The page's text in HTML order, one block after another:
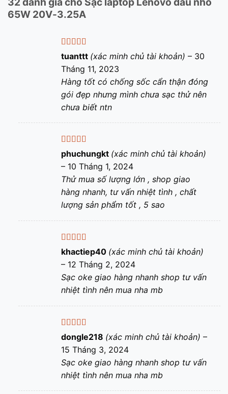
65W 20V-3.25A
Được xếp
hạng55 sao
tuanttt (xác minh chủ tài khoản) – 30
Tháng 11, 2023
Hàng tốt có chống sốc cẩn thận đóng
gói đẹp nhưng mình chưa sạc thử nên
chưa biết ntn
Được xếp
hạng55 sao
phuchungkt (xác minh chủ tài khoản)
– 10 Tháng 1, 2024
Thử mua số lượng lớn , shop giao
hàng nhanh, tư vấn nhiệt tình , chất
lượng sản phẩm tốt , 5 sao
Được xếp
hạng55 sao
khactiep40 (xác minh chủ tài khoản)
– 12 Tháng 2, 2024
Sạc oke giao hàng nhanh shop tư vấn
nhiệt tình nên mua nha mb
Được xếp
hạng55 sao
dongle218 (xác minh chủ tài khoản) –
15 Tháng 3, 2024
Sạc oke giao hàng nhanh shop tư vấn
nhiệt tình nên mua nha mb